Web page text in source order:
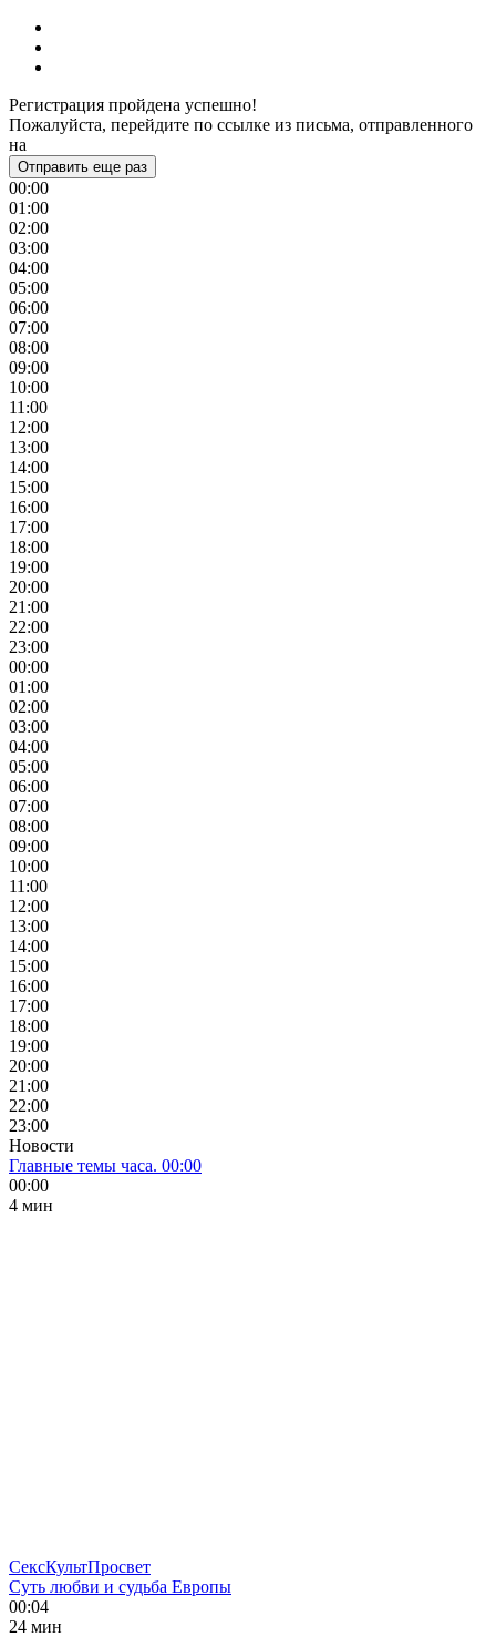
Регистрация пройдена успешно!
Пожалуйста, перейдите по ссылке из письма, отправленного
на
Отправить еще раз
00:00
01:00
02:00
03:00
04:00
05:00
06:00
07:00
08:00
09:00
10:00
11:00
12:00
13:00
14:00
15:00
16:00
17:00
18:00
19:00
20:00
21:00
22:00
23:00
00:00
01:00
02:00
03:00
04:00
05:00
06:00
07:00
08:00
09:00
10:00
11:00
12:00
13:00
14:00
15:00
16:00
17:00
18:00
19:00
20:00
21:00
22:00
23:00
Новости
Главные темы часа. 00:00
00:00
4 мин
СексКультПросвет
Суть любви и судьба Европы
00:04
24 мин